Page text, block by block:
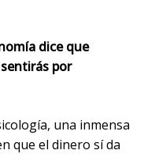
dice que
por
una inmensa
que el dinero sí da